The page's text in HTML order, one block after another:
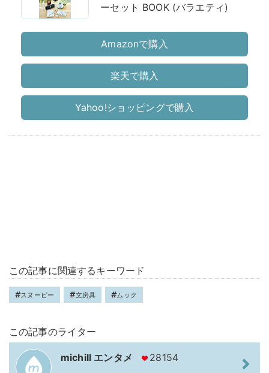
ーセット BOOK (バラエティ)
Amazonで購入
楽天で購入
Yahoo!ショッピングで購入
この記事に関連するキーワード
スヌーピー 文房具 ムック
この記事のライター
michill エンタメ 28154